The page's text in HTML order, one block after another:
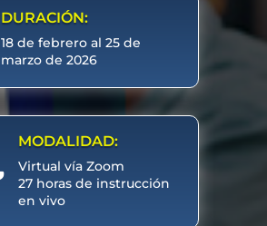
DURACIÓN:
18 de febrero al 25 de
marzo de 2026
MODALIDAD:
Virtual vía Zoom
27 horas de instrucción
en vivo